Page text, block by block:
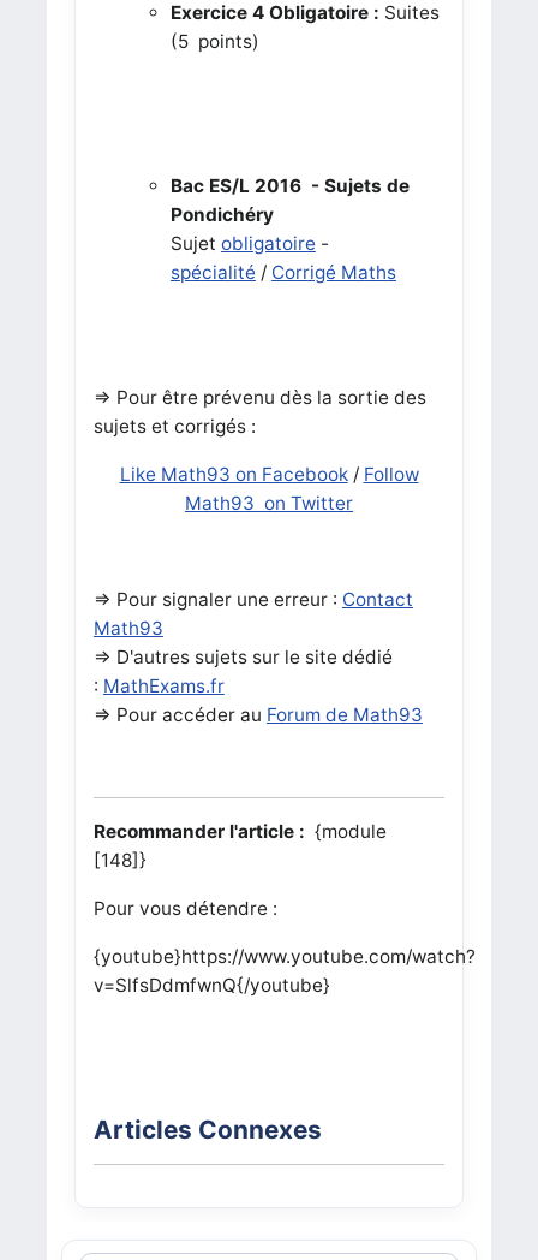
Exercice 4 Obligatoire : Suites
(5 points)
Bac ES/L 2016 - Sujets de
Pondichéry
Sujet obligatoire -
spécialité / Corrigé Maths
=> Pour être prévenu dès la sortie des
sujets et corrigés :
Like Math93 on Facebook/ Follow
Math93 on Twitter
=> Pour signaler une erreur : Contact
Math93
=> D'autres sujets sur le site dédié
: MathExams.fr
=> Pour accéder au Forum de Math93
Recommander l'article : {module
[148]}
Pour vous détendre :
{youtube}https://www.youtube.com/watch?
v=SlfsDdmfwnQ{/youtube}
Articles Connexes